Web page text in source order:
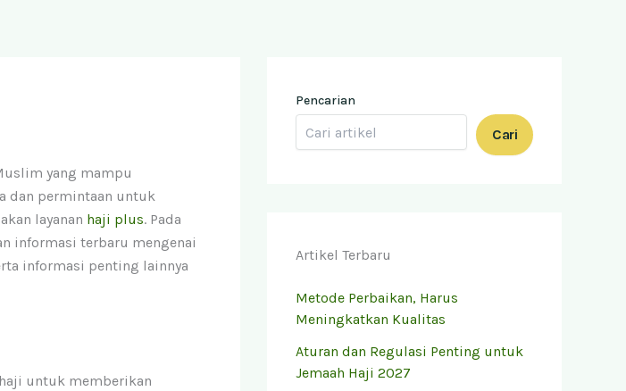
yang mampu
dan permintaan untuk
layanan haji plus. Pada
informasi terbaru mengenai
informasi penting lainnya
untuk memberikan
Pencarian
Cari
Artikel Terbaru
Metode Perbaikan, Harus
Meningkatkan Kualitas
Aturan dan Regulasi Penting untuk
Jemaah Haji 2027